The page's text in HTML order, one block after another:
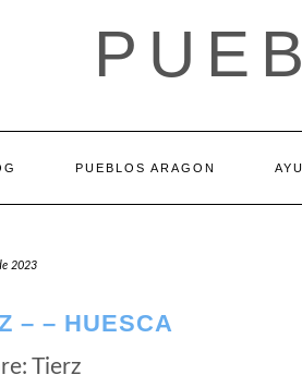
PUEBLOS ARAGON
2023
– – HUESCA
Tierz